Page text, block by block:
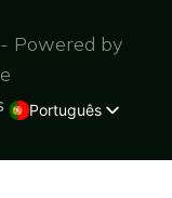
Português
Powered by